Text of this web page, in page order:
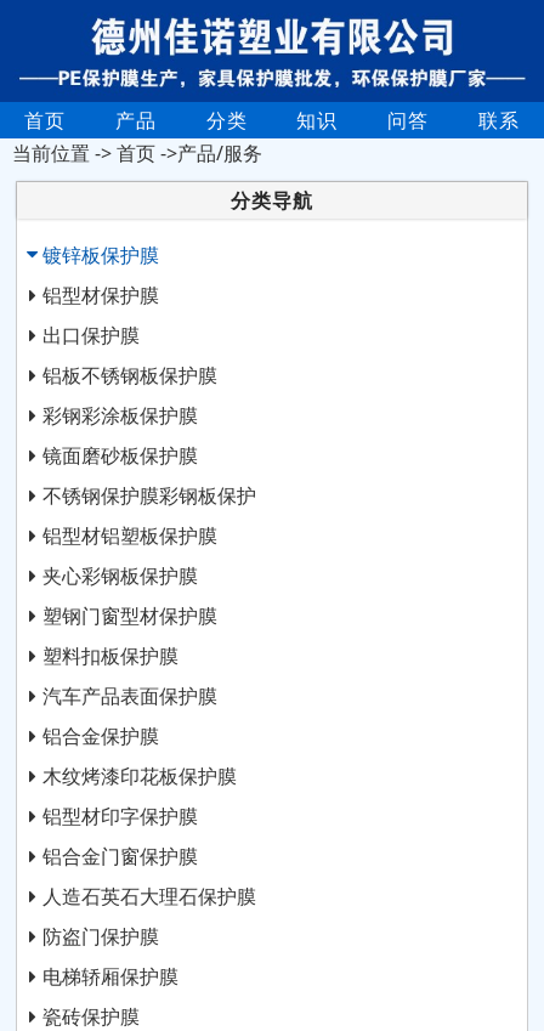
首页 产品 分类 知识 问答
联系
当前位置 ->首页->产品/服务
分类导航
镀锌板保护膜
铝型材保护膜
出口保护膜
铝板不锈钢板保护膜
彩钢彩涂板保护膜
镜面磨砂板保护膜
不锈钢保护膜彩钢板保护
铝型材铝塑板保护膜
夹心彩钢板保护膜
塑钢门窗型材保护膜
塑料扣板保护膜
汽车产品表面保护膜
铝合金保护膜
木纹烤漆印花板保护膜
铝型材印字保护膜
铝合金门窗保护膜
人造石英石大理石保护膜
防盗门保护膜
电梯轿厢保护膜
瓷砖保护膜